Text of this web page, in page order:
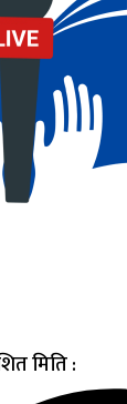
मिति :